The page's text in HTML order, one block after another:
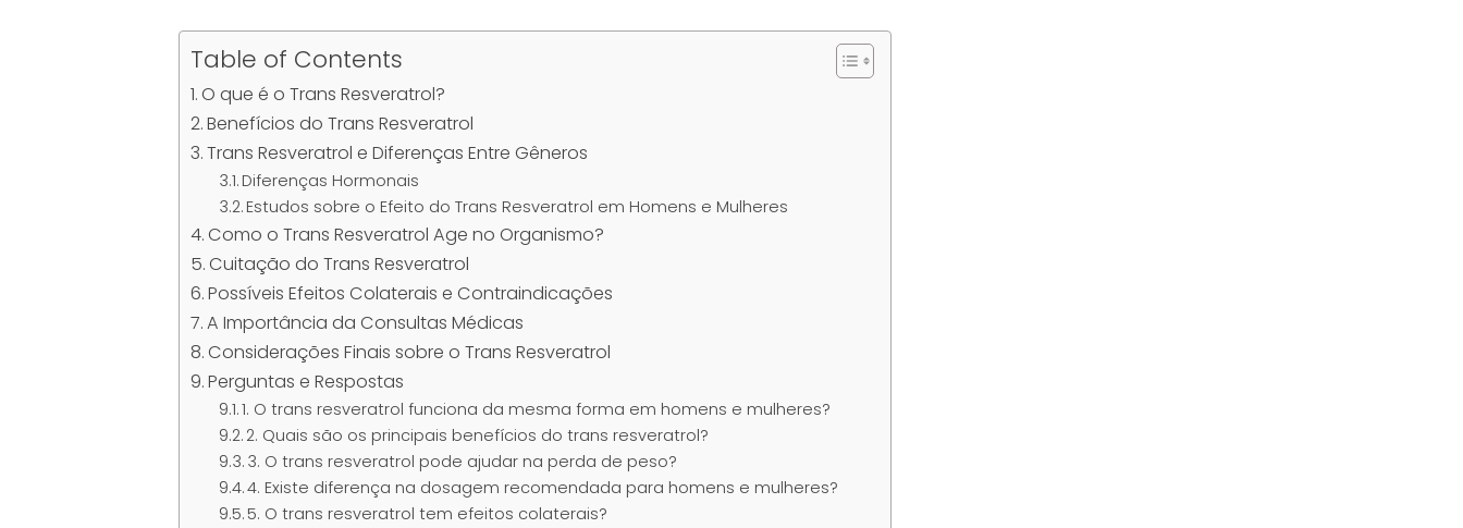
Table of Contents
O que é o Trans Resveratrol?
Benefícios do Trans Resveratrol
Trans Resveratrol e Diferenças Entre Gêneros
Diferenças Hormonais
Estudos sobre o Efeito do Trans Resveratrol em Homens e Mulheres
Como o Trans Resveratrol Age no Organismo?
Cuitação do Trans Resveratrol
Possíveis Efeitos Colaterais e Contraindicações
A Importância da Consultas Médicas
Considerações Finais sobre o Trans Resveratrol
Perguntas e Respostas
1. O trans resveratrol funciona da mesma forma em homens e mulheres?
2. Quais são os principais benefícios do trans resveratrol?
3. O trans resveratrol pode ajudar na perda de peso?
4. Existe diferença na dosagem recomendada para homens e mulheres?
5. O trans resveratrol tem efeitos colaterais?